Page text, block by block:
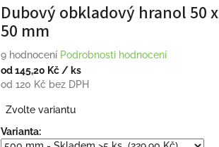
Dubový obkladový hranol 50 x
50 mm
Průměrné
hodnocení
produktu
4,1
z
5
9 hodnocení Podrobnosti hodnocení
od145,20 Kč / ks
od 120 Kč bez DPH
cena:
Zvolte variantu
Varianta: